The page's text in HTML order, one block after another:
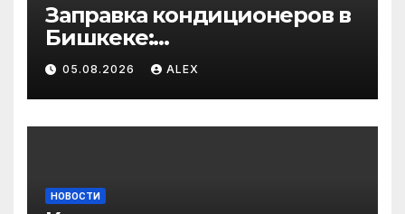
Заправка кондиционеров в
Бишкеке:
профессиональные услуги
для дома и авто
05.08.2026 ALEX
НОВОСТИ